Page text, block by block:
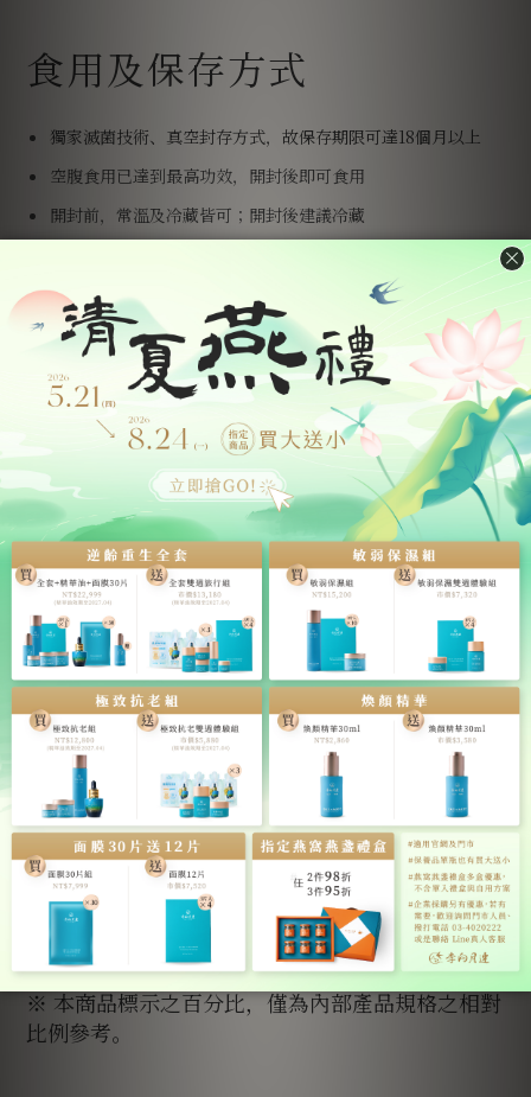
食用及保存方式
獨家滅菌技術、真空封存方式，故保存期限可達18個月以上
空腹食用已達到最高功效，開封後即可食用
開封前，常溫及冷藏皆可；開封後建議冷藏
產地、產品責任險、與成分標示【點擊展開】
燕窩產地：印尼；加工產地：台灣
本商品已向〈泰安產物保險股份有限公司〉投保5000萬產品責
主要成分：燕窩、純水、紅冰糖，每瓶以 2.5g 乾燕盞泡發燉
煮而成
每一份量60毫升，以下為每100毫升營養含量：熱量27.3大
卡、蛋白質0.9公克、脂肪0.9公克、飽和脂肪9公克、反式脂肪
0公克、碳水化合物3.9公克、糖2.5公克、鈉20毫克
※ 本商品標示之百分比，僅為內部產品規格之相對
比例參考。